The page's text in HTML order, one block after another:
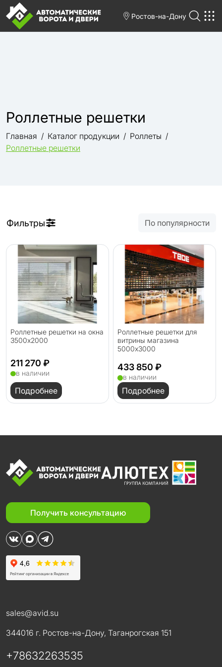
Ростов-на-Дону
Роллетные решетки
Главная Каталог продукции
Роллеты
Роллетные решетки
Фильтры По популярности
Роллетные решетки на окна
3500x2000
211 270 ₽
в наличии
Подробнее
Роллетные решетки для
витрины магазина
5000x3000
433 850 ₽
в наличии
Подробнее
Получить консультацию
sales@avid.su
344016 г. Ростов-на-Дону, Таганрогская 151
+78632263535